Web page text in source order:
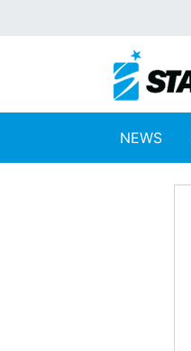
NEWS